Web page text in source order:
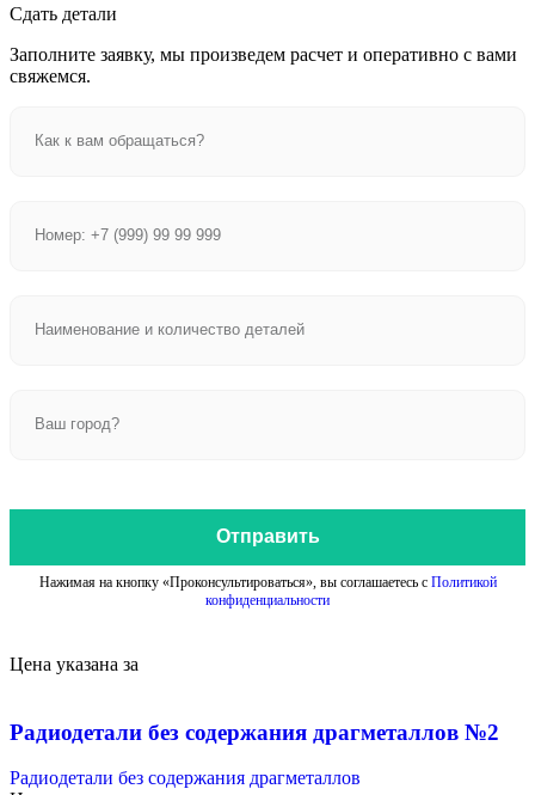
Сдать детали
Заполните заявку, мы произведем расчет и оперативно с вами
свяжемся.
Отправить
Нажимая на кнопку «Проконсультироваться», вы соглашаетесь с Политикой
конфиденциальности
Цена указана за
Радиодетали без содержания драгметаллов №2
Радиодетали без содержания драгметаллов